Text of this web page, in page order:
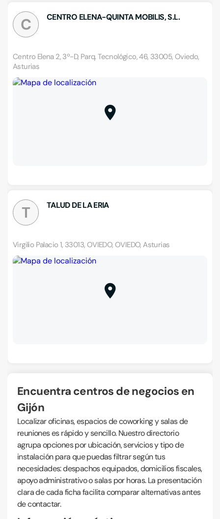
C CENTRO ELENA-QUINTA MOBILIS, S.L.
Centro Elena 2, 3º-D, Parq. Tecnológico, 46, 33005, Oviedo,
Asturias
T TALUD DE LA ERIA
Virgilio Palacio 1, 33013, OVIEDO, OVIEDO, Asturias
Encuentra centros de negocios en
Gijón
Localizar oficinas, espacios de coworking y salas de
reuniones es rápido y sencillo. Nuestro directorio
agrupa opciones por ubicación, servicios y tipo de
instalación para que puedas filtrar según tus
necesidades: despachos equipados, domicilios fiscales,
apoyo administrativo o salas por horas. La presentación
clara de cada ficha facilita comparar alternativas antes
de contactar.